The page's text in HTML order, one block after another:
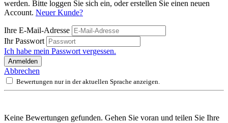
werden. Bitte loggen Sie sich ein, oder erstellen Sie einen neuen
Account. Neuer Kunde?
Ihre E-Mail-Adresse
Ihr Passwort
Ich habe mein Passwort vergessen.
Anmelden
Abbrechen
Bewertungen nur in der aktuellen Sprache anzeigen.
Keine Bewertungen gefunden. Gehen Sie voran und teilen Sie Ihre